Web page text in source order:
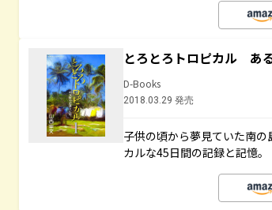
とろとろトロピカル あ
D-Books
2018.03.29 発売
子供の頃から夢見ていた南
カルな45日間の記録と記憶。